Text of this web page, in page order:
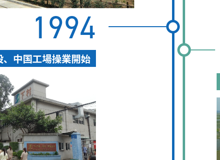
1994
中国工場操業開始